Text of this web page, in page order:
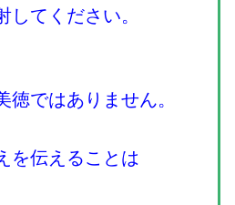
してください。
徳ではありません。
を伝えることは